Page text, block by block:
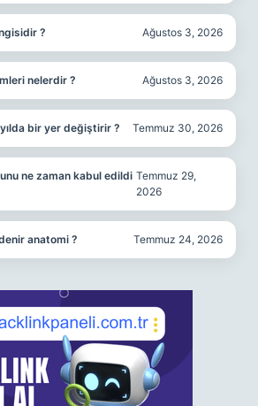
? Ağustos 3, 2026
nelerdir ? Ağustos 3, 2026
bir yer değiştirir ? Temmuz 30, 2026
ne zaman kabul edildi Temmuz 29,
2026
anatomi ? Temmuz 24, 2026